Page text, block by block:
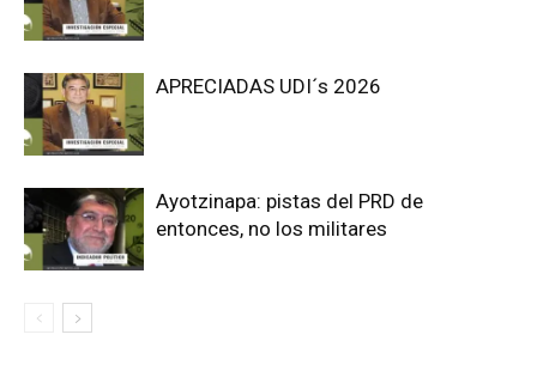
APRECIADAS UDI´s 2026
Ayotzinapa: pistas del PRD de
entonces, no los militares